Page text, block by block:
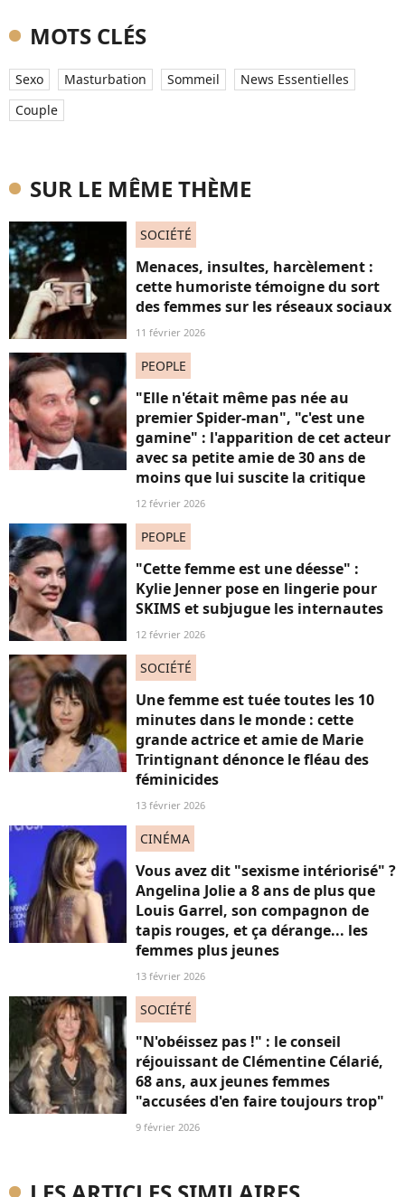
MOTS CLÉS
Sexo Masturbation Sommeil
News Essentielles
Couple
SUR LE MÊME THÈME
SOCIÉTÉ
Menaces, insultes, harcèlement :
cette humoriste témoigne du sort
des femmes sur les réseaux sociaux
11 février 2026
PEOPLE
"Elle n'était même pas née au
premier Spider-man", "c'est une
gamine" : l'apparition de cet acteur
avec sa petite amie de 30 ans de
moins que lui suscite la critique
12 février 2026
PEOPLE
"Cette femme est une déesse" :
Kylie Jenner pose en lingerie pour
SKIMS et subjugue les internautes
12 février 2026
SOCIÉTÉ
Une femme est tuée toutes les 10
minutes dans le monde : cette
grande actrice et amie de Marie
Trintignant dénonce le fléau des
féminicides
13 février 2026
CINÉMA
Vous avez dit "sexisme intériorisé" ?
Angelina Jolie a 8 ans de plus que
Louis Garrel, son compagnon de
tapis rouges, et ça dérange... les
femmes plus jeunes
13 février 2026
SOCIÉTÉ
"N'obéissez pas !" : le conseil
réjouissant de Clémentine Célarié,
68 ans, aux jeunes femmes
"accusées d'en faire toujours trop"
9 février 2026